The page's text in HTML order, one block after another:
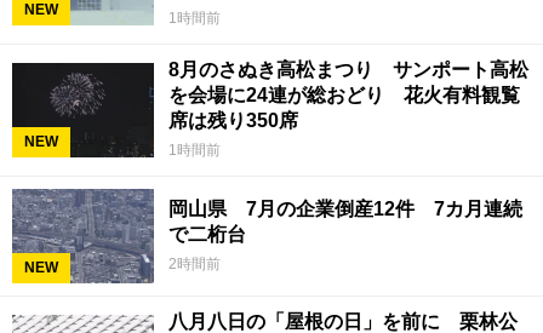
NEW 1時間前
NEW
8月のさぬき高松まつり サンポート高松
を会場に24連が総おどり 花火有料観覧
席は残り350席
1時間前
NEW
岡山県 7月の企業倒産12件 7カ月連続
で二桁台
2時間前
八月八日の「屋根の日」を前に 栗林公